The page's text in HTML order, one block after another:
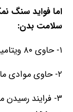
اما فواید سنگ
سلامت بدن:
۱- حاوی ۸۰ ویتامین مفید می باشد.
۲- حاوی موادی مانند پتاسیم و کلراید منیزیم.
۳- فرایند